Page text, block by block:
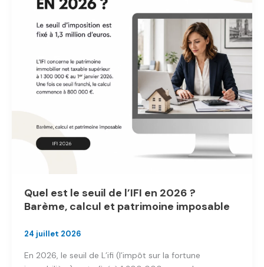
Quel est le seuil de l’IFI en 2026 ?
Barème, calcul et patrimoine imposable
24 juillet 2026
En 2026, le seuil de L’ifi (l’impôt sur la fortune